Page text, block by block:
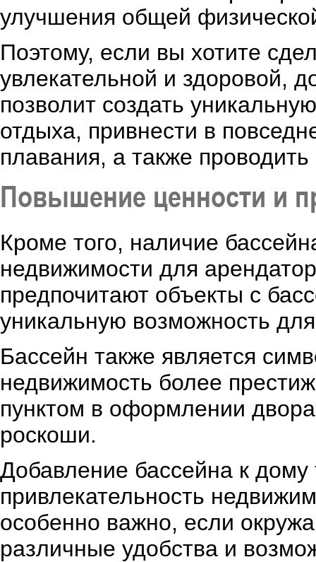
улучшения общей
Поэтому, если вы хотите
увлекательной и здоровой,
позволит создать
отдыха, привнести в
плавания, а также
Повышение ценности и
Кроме того, наличие
недвижимости для
предпочитают объекты с
уникальную возможность
Бассейн также является
недвижимость более
пунктом в оформлении
роскоши.
Добавление бассейна к
привлекательность
особенно важно, если
различные удобства и